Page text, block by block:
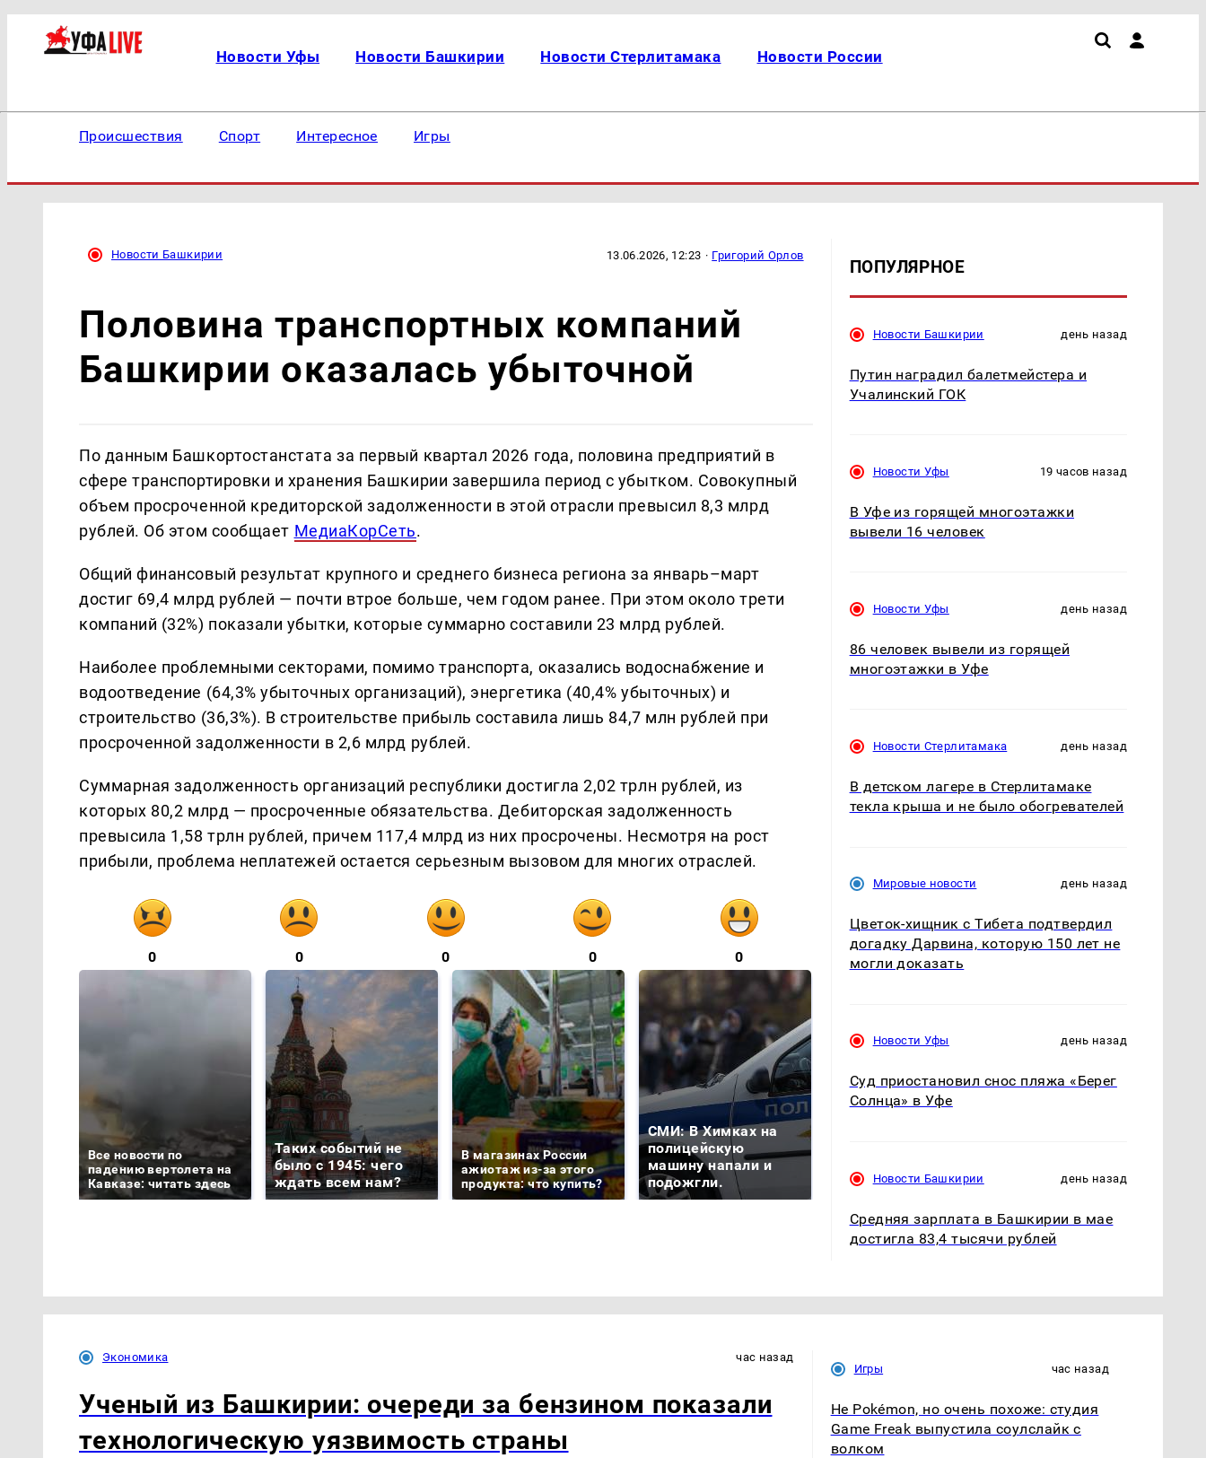
Новости Уфы Новости Башкирии Новости Стерлитамака Новости России
Происшествия Спорт Интересное Игры
Новости Башкирии 13.06.2026, 12:23 · Григорий Орлов
Половина транспортных компаний
Башкирии оказалась убыточной
По данным Башкортостанстата за первый квартал 2026 года, половина предприятий в
сфере транспортировки и хранения Башкирии завершила период с убытком. Совокупный
объем просроченной кредиторской задолженности в этой отрасли превысил 8,3 млрд
рублей. Об этом сообщает МедиаКорСеть.
Общий финансовый результат крупного и среднего бизнеса региона за январь–март
достиг 69,4 млрд рублей — почти втрое больше, чем годом ранее. При этом около трети
компаний (32%) показали убытки, которые суммарно составили 23 млрд рублей.
Наиболее проблемными секторами, помимо транспорта, оказались водоснабжение и
водоотведение (64,3% убыточных организаций), энергетика (40,4% убыточных) и
строительство (36,3%). В строительстве прибыль составила лишь 84,7 млн рублей при
просроченной задолженности в 2,6 млрд рублей.
Суммарная задолженность организаций республики достигла 2,02 трлн рублей, из
которых 80,2 млрд — просроченные обязательства. Дебиторская задолженность
превысила 1,58 трлн рублей, причем 117,4 млрд из них просрочены. Несмотря на рост
прибыли, проблема неплатежей остается серьезным вызовом для многих отраслей.
0 0 0 0 0
Все новости по
падению вертолета на
Кавказе: читать здесь
Таких событий не
было с 1945: чего
ждать всем нам?
В магазинах России
ажиотаж из-за этого
продукта: что купить?
СМИ: В Химках на
полицейскую
машину напали и
подожгли.
России: Европа?
ПОПУЛЯРНОЕ
Новости Башкирии день назад
Путин наградил балетмейстера и
Учалинский ГОК
Новости Уфы 19 часов назад
В Уфе из горящей многоэтажки
вывели 16 человек
Новости Уфы день назад
86 человек вывели из горящей
многоэтажки в Уфе
Новости Стерлитамака день назад
В детском лагере в Стерлитамаке
текла крыша и не было обогревателей
Мировые новости день назад
Цветок-хищник с Тибета подтвердил
догадку Дарвина, которую 150 лет не
могли доказать
Новости Уфы день назад
Суд приостановил снос пляжа «Берег
Солнца» в Уфе
Новости Башкирии день назад
Средняя зарплата в Башкирии в мае
достигла 83,4 тысячи рублей
Экономика час назад
Ученый из Башкирии: очереди за бензином показали
технологическую уязвимость страны
Игры час назад
Не Pokémon, но очень похоже: студия
Game Freak выпустила соулслайк с
волком